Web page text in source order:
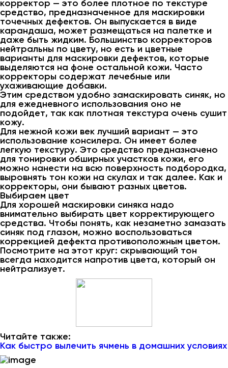
корректор — это более плотное по текстуре
средство, предназначенное для маскировки
точечных дефектов. Он выпускается в виде
карандаша, может размещаться на палетке и
даже быть жидким. Большинство корректоров
нейтральны по цвету, но есть и цветные
варианты для маскировки дефектов, которые
выделяются на фоне остальной кожи. Часто
корректоры содержат лечебные или
ухаживающие добавки.
Этим средством удобно замаскировать синяк, но
для ежедневного использования оно не
подойдет, так как плотная текстура очень сушит
кожу.
Для нежной кожи век лучший вариант — это
использование консилера. Он имеет более
легкую текстуру. Это средство предназначено
для тонировки обширных участков кожи, его
можно нанести на всю поверхность подбородка,
выровнять тон кожи на скулах и так далее. Как и
корректоры, они бывают разных цветов.
Выбираем цвет
Для хорошей маскировки синяка надо
внимательно выбирать цвет корректирующего
средства. Чтобы понять, как незаметно замазать
синяк под глазом, можно воспользоваться
коррекцией дефекта противоположным цветом.
Посмотрите на этот круг: скрывающий тон
всегда находится напротив цвета, который он
нейтрализует.
Читайте также:
Как быстро вылечить ячмень в домашних условиях